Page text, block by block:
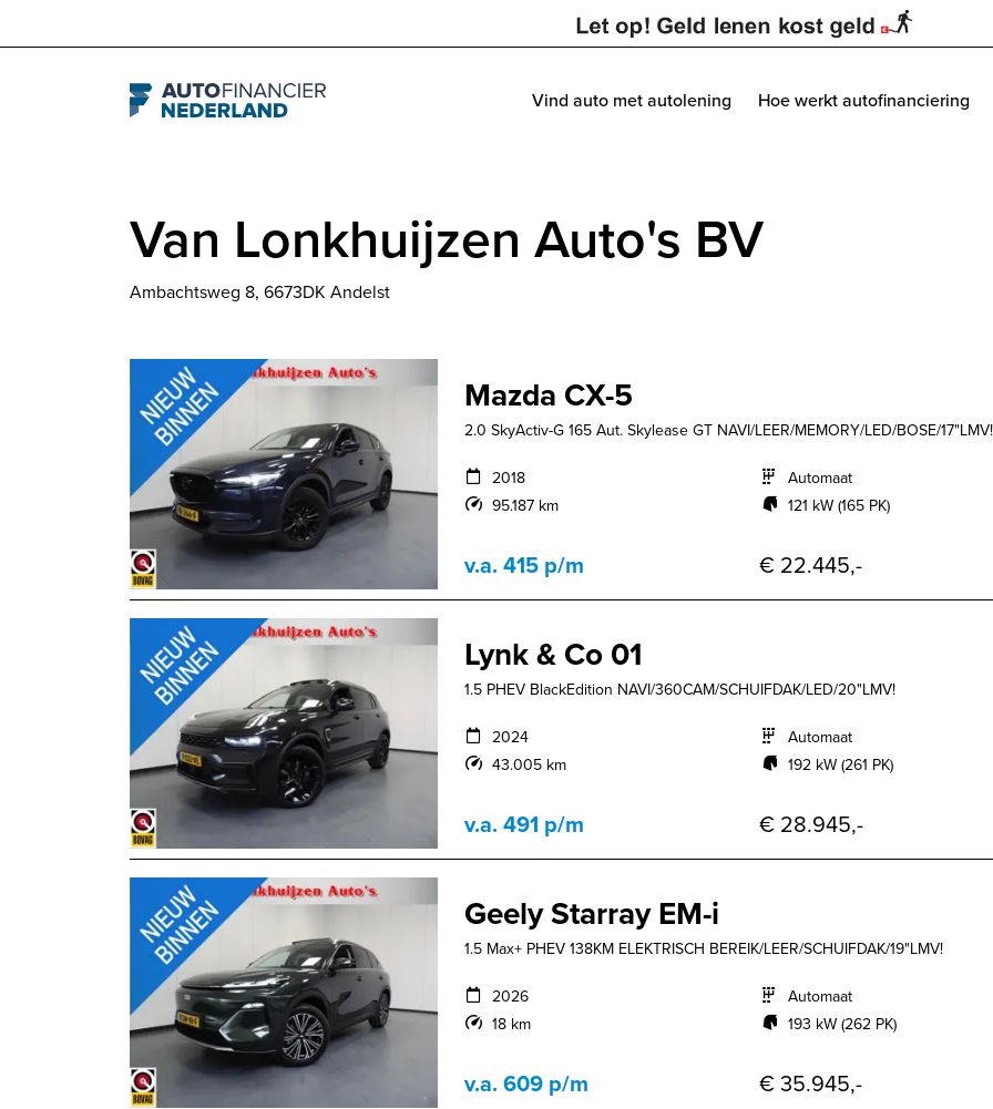
Navigation Vind auto met autolening Hoe werkt autofinanciering
Van Lonkhuijzen Auto's BV
Ambachtsweg 8, 6673DK Andelst
Mazda CX-5
2.0 SkyActiv-G 165 Aut. Skylease GT NAVI/LEER/MEMORY/LED/BOSE/17"LMV!
2018
95.187 km
Automaat
121 kW (165 PK)
v.a. 415 p/m € 22.445,-
Lynk & Co 01
1.5 PHEV BlackEdition NAVI/360CAM/SCHUIFDAK/LED/20"LMV!
2024
43.005 km
Automaat
192 kW (261 PK)
v.a. 491 p/m € 28.945,-
Geely Starray EM-i
1.5 Max+ PHEV 138KM ELEKTRISCH BEREIK/LEER/SCHUIFDAK/19"LMV!
2026
18 km
Automaat
193 kW (262 PK)
v.a. 609 p/m € 35.945,-